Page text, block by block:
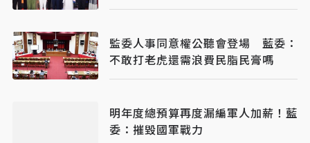
監委人事同意權公聽會登場 藍委：
不敢打老虎還需浪費民脂民膏嗎
明年度總預算再度漏編軍人加薪！藍
委：摧毀國軍戰力